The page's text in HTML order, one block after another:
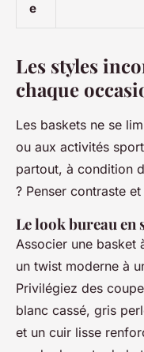
e
Les styles
chaque
Les baskets ne se
ou aux activités
partout, à condition
? Penser contraste
Le look bureau en
Associer une basket
un twist moderne à
Privilégiez des
blanc cassé, gris
et un cuir lisse